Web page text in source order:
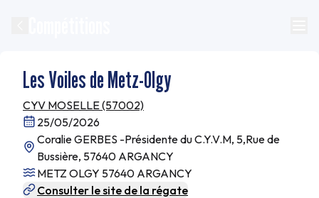
Les Voiles de Metz-Olgy
CYV MOSELLE (57002)
25/05/2026
Coralie GERBES -Présidente du C.Y.V.M, 5,Rue de
Bussière, 57640 ARGANCY
METZ OLGY 57640 ARGANCY
Consulter le site de la régate